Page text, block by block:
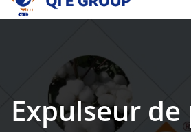
content
Expulseur de